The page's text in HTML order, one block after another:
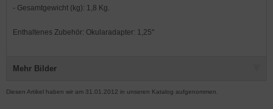
- Gesamtgewicht (kg): 1,8 Kg.
Enthaltenes Zubehör: Okularadapter: 1,25"
Mehr Bilder
Diesen Artikel haben wir am 31.01.2012 in unseren Katalog aufgenommen.